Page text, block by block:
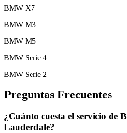
BMW X7
BMW M3
BMW M5
BMW Serie 4
BMW Serie 2
Preguntas Frecuentes
¿Cuánto cuesta el servicio de
Lauderdale?